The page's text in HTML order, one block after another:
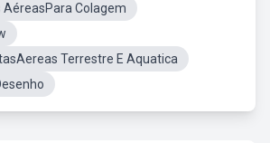
AéreasPara Colagem
Terrestre E Aquatica